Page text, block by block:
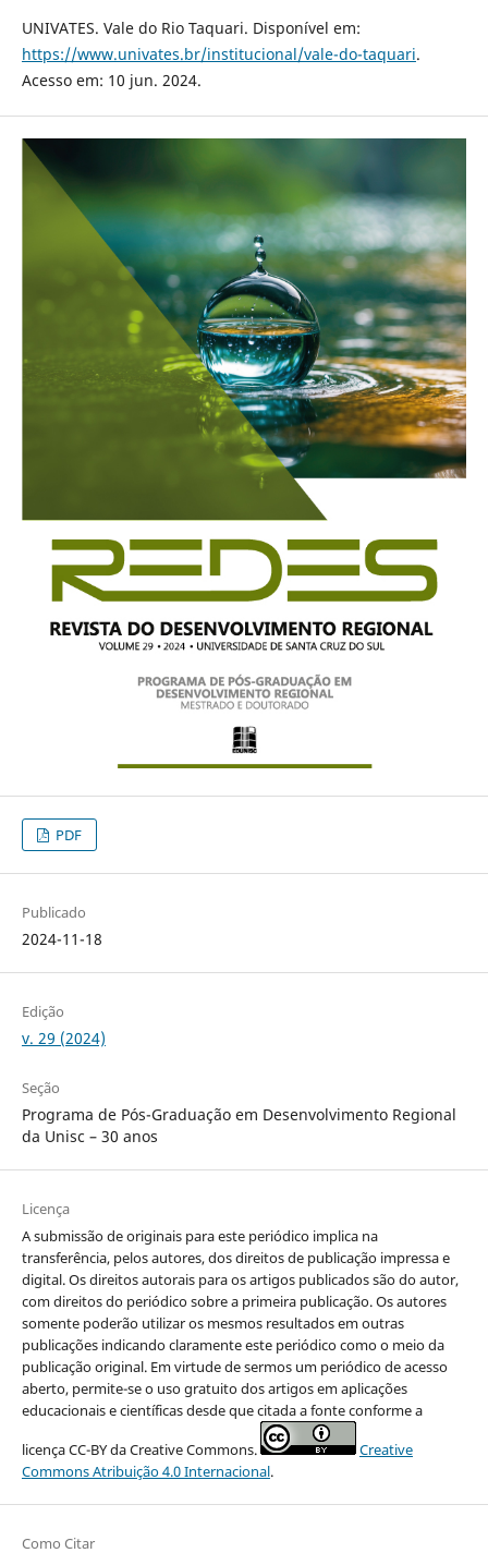
UNIVATES. Vale do Rio Taquari. Disponível em:
https://www.univates.br/institucional/vale-do-taquari.
Acesso em: 10 jun. 2024.
PDF
Publicado
2024-11-18
Edição
v. 29 (2024)
Seção
Programa de Pós-Graduação em Desenvolvimento Regional
da Unisc – 30 anos
Licença
A submissão de originais para este periódico implica na
transferência, pelos autores, dos direitos de publicação impressa e
digital. Os direitos autorais para os artigos publicados são do autor,
com direitos do periódico sobre a primeira publicação. Os autores
somente poderão utilizar os mesmos resultados em outras
publicações indicando claramente este periódico como o meio da
publicação original. Em virtude de sermos um periódico de acesso
aberto, permite-se o uso gratuito dos artigos em aplicações
educacionais e científicas desde que citada a fonte conforme a
licença CC-BY da Creative Commons.
Creative
Commons Atribuição 4.0 Internacional.
Como Citar